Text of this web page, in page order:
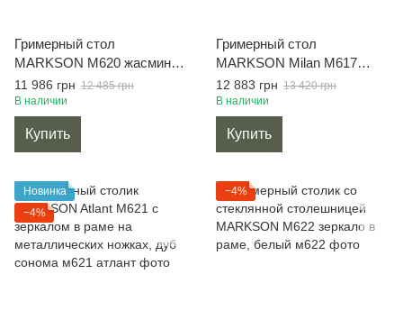
Гримерный стол
MARKSON М620 жасмин с
подсветкой и полочками на
1 тумбу, белый
11 986 грн 12 485 грн
В наличии
Купить
Гримерный стол
MARKSON Milan М617
открытие ящика "тач",
белый
12 883 грн 13 420 грн
В наличии
Купить
Новинка
−4%
−4%